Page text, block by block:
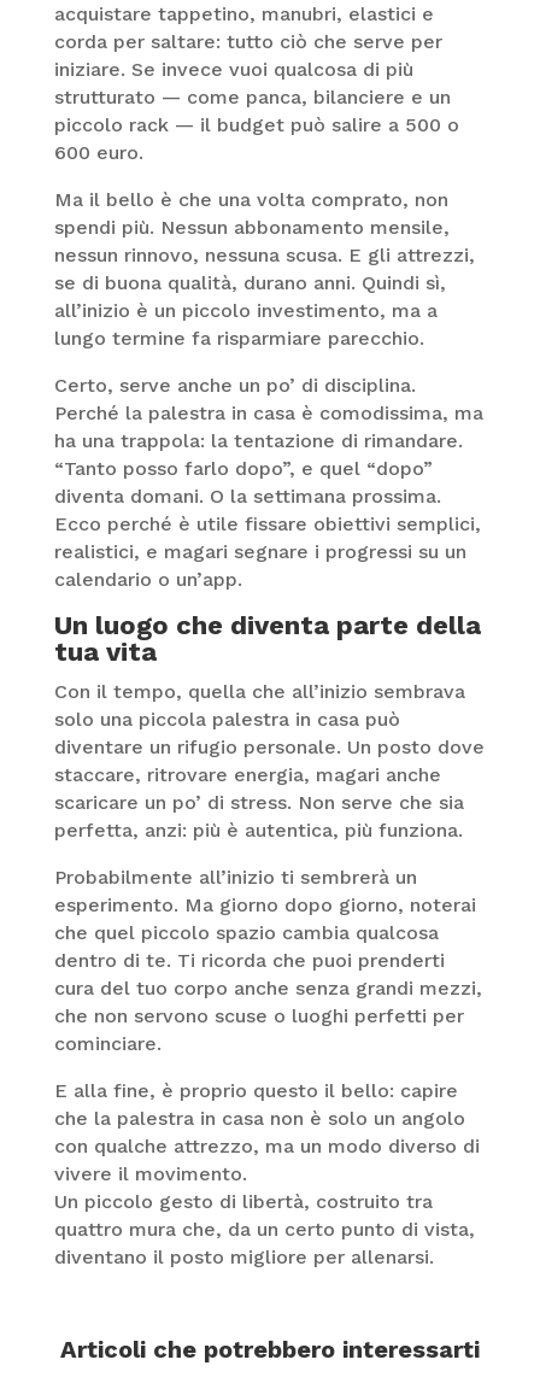
acquistare tappetino, manubri, elastici e
corda per saltare: tutto ciò che serve per
iniziare. Se invece vuoi qualcosa di più
strutturato — come panca, bilanciere e un
piccolo rack — il budget può salire a 500 o
600 euro.
Ma il bello è che una volta comprato, non
spendi più. Nessun abbonamento mensile,
nessun rinnovo, nessuna scusa. E gli attrezzi,
se di buona qualità, durano anni. Quindi sì,
all’inizio è un piccolo investimento, ma a
lungo termine fa risparmiare parecchio.
Certo, serve anche un po’ di disciplina.
Perché la palestra in casa è comodissima, ma
ha una trappola: la tentazione di rimandare.
“Tanto posso farlo dopo”, e quel “dopo”
diventa domani. O la settimana prossima.
Ecco perché è utile fissare obiettivi semplici,
realistici, e magari segnare i progressi su un
calendario o un’app.
Un luogo che diventa parte della
tua vita
Con il tempo, quella che all’inizio sembrava
solo una piccola palestra in casa può
diventare un rifugio personale. Un posto dove
staccare, ritrovare energia, magari anche
scaricare un po’ di stress. Non serve che sia
perfetta, anzi: più è autentica, più funziona.
Probabilmente all’inizio ti sembrerà un
esperimento. Ma giorno dopo giorno, noterai
che quel piccolo spazio cambia qualcosa
dentro di te. Ti ricorda che puoi prenderti
cura del tuo corpo anche senza grandi mezzi,
che non servono scuse o luoghi perfetti per
cominciare.
E alla fine, è proprio questo il bello: capire
che la palestra in casa non è solo un angolo
con qualche attrezzo, ma un modo diverso di
vivere il movimento.
Un piccolo gesto di libertà, costruito tra
quattro mura che, da un certo punto di vista,
diventano il posto migliore per allenarsi.
Articoli che potrebbero interessarti